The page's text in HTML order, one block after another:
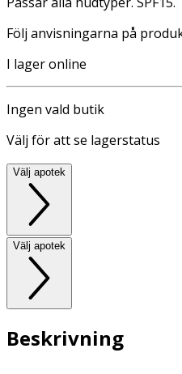
Följ anvisningarna på
I lager online
Ingen vald butik
Välj för att se lagerstatus
Välj apotek
Välj apotek
Beskrivning